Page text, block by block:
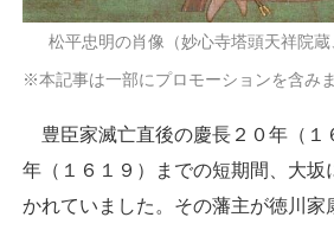
松平忠明の肖像（妙心寺塔頭天祥院蔵
※本記事は一部にプロモーションを含み
豊臣家滅亡直後の慶長２０年（１
年（１６１９）までの短期間、大坂
かれていました。その藩主が徳川家